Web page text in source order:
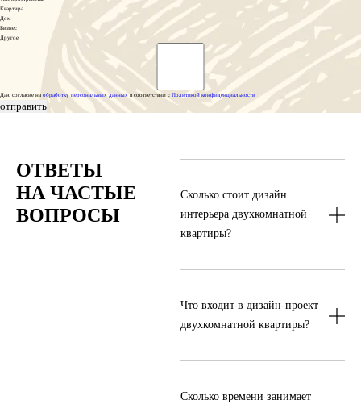
Квартира
Дом
Бизнес
Другое
Даю согласие на обработку персональных данных в соответствии с Политикой конфиденциальности
отправить
ОТВЕТЫ
НА ЧАСТЫЕ
ВОПРОСЫ
Сколько стоит дизайн
интерьера двухкомнатной
квартиры?
Стоимость зависит от площади,
детализации. Ориентир для услуги —
от 10 000 р./м².
Что входит в дизайн-проект
двухкомнатной квартиры?
В состав работ входят обмерный план,
концепция, 3D-визуализации, рабочая
Сколько времени занимает